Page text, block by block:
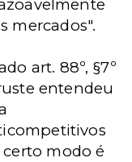
mercados".
art. 88º, §7º
entendeu
modo é